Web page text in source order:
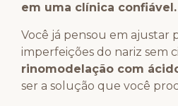
em uma clínica confiável.
Você já pensou em ajustar
imperfeições do nariz sem
rinomodelação com
ser a solução que você